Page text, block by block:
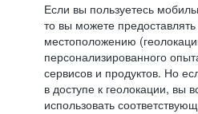
Если вы пользуетесь
то вы можете
местоположению
персонализированного
сервисов и продуктов. Но
в доступе к геолокации, вы
использовать